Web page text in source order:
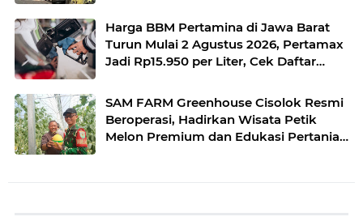
Harga BBM Pertamina di Jawa Barat
Turun Mulai 2 Agustus 2026, Pertamax
Jadi Rp15.950 per Liter, Cek Daftar
SAM FARM Greenhouse Cisolok Resmi
Beroperasi, Hadirkan Wisata Petik
Melon Premium dan Edukasi Pertanian